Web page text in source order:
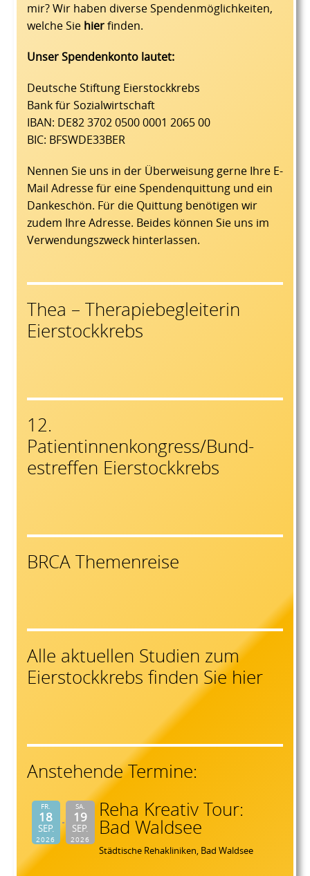
mir? Wir haben diverse Spendenmöglichkeiten,
welche Sie hierfinden.
Unser Spendenkonto lautet:
Deutsche Stiftung Eierstockkrebs
Bank für Sozialwirtschaft
IBAN: DE82 3702 0500 0001 2065 00
BIC: BFSWDE33BER
Nennen Sie uns in der Überweisung gerne Ihre E-
Mail Adresse für eine Spendenquittung und ein
Dankeschön. Für die Quittung benötigen wir
zudem Ihre Adresse. Beides können Sie uns im
Verwendungszweck hinterlassen.
Thea – Therapiebegleiterin
Eierstockkrebs
12.
Patientinnenkongress/Bund-
estreffen Eierstockkrebs
BRCA Themenreise
Alle aktuellen Studien zum
Eierstockkrebs finden Sie hier
Anstehende Termine:
FR.
18
SEP.
2026
SA.
19
SEP.
2026
Reha Kreativ Tour:
Bad Waldsee
Städtische Rehakliniken, Bad Waldsee